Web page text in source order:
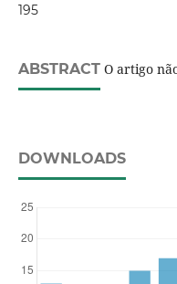
195
ABSTRACTO artigo
DOWNLOADS